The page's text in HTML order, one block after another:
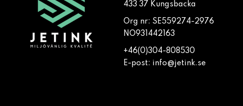
433 37 Kungsbacka
Org nr: SE559274-2976
NO931442163
+46(0)304-808530
E-post: info@jetink.se